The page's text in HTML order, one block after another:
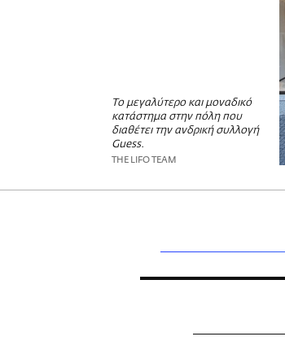
Το μεγαλύτερο και μοναδικό
κατάστημα στην πόλη που
διαθέτει την ανδρική συλλογή
Guess.
THE LIFO TEAM